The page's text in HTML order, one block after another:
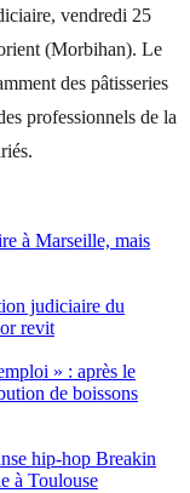
vendredi 25
(Morbihan). Le
des pâtisseries
professionnels de la
à Marseille, mais
judiciaire du
revit
» : après le
de boissons
hip-hop Breakin
à Toulouse